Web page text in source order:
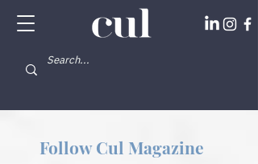
Follow Cul Magazine